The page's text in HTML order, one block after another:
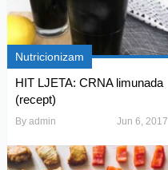
Nutricionizam
HIT LJETA: CRNA limunada
(recept)
By admin Jun 6, 2017